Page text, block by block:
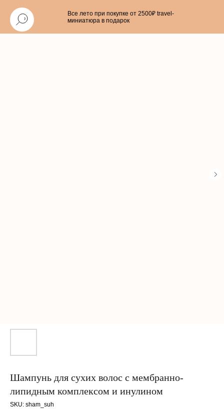
Все лето при покупке от 2500₽ travel-
миниатюра в подарок
Шампунь для сухих волос с мембранно-
липидным комплексом и инулином
SKU: sham_suh